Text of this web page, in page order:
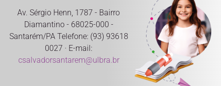
Av. Sérgio Henn, 1787 - Bairro
Diamantino - 68025-000 -
Santarém/PA Telefone: (93) 93618
0027 · E-mail:
csalvadorsantarem@ulbra.br